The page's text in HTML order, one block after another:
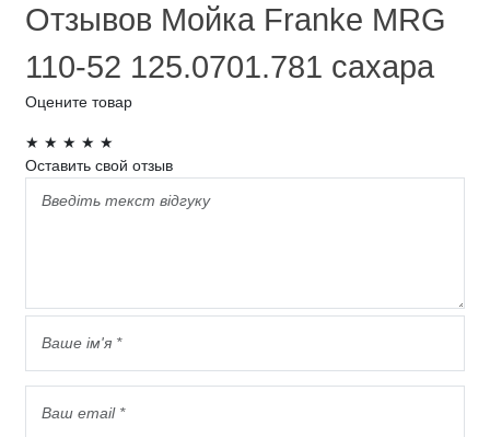
Отзывов Мойка Franke MRG
110-52 125.0701.781 сахара
Оцените товар
★ ★ ★ ★ ★
Оставить свой отзыв